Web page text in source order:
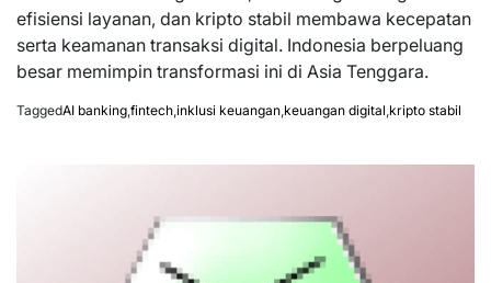
efisiensi layanan, dan kripto stabil membawa kecepatan
serta keamanan transaksi digital. Indonesia berpeluang
besar memimpin transformasi ini di Asia Tenggara.
TaggedAI banking,fintech,inklusi keuangan,keuangan digital,kripto stabil